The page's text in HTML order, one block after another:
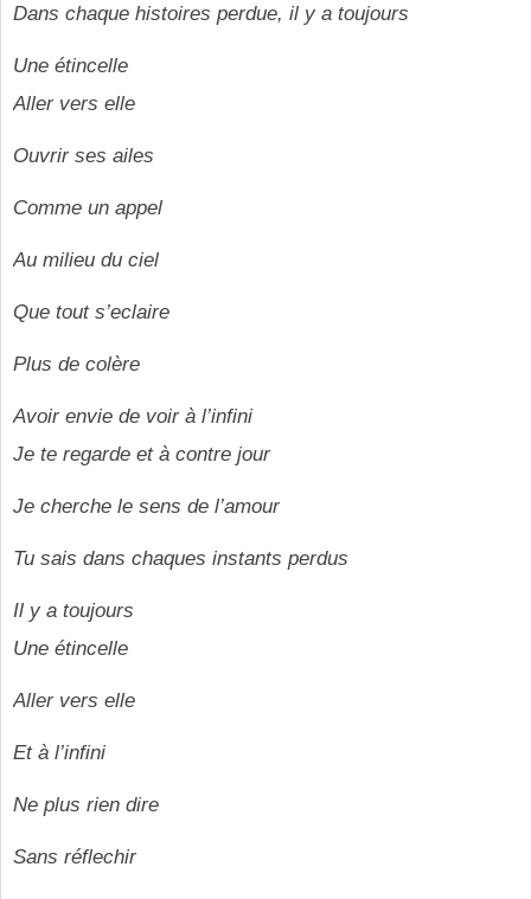
Dans chaque histoires perdue, il y a toujours
Une étincelle
Aller vers elle
Ouvrir ses ailes
Comme un appel
Au milieu du ciel
Que tout s’eclaire
Plus de colère
Avoir envie de voir à l’infini
Je te regarde et à contre jour
Je cherche le sens de l’amour
Tu sais dans chaques instants perdus
Il y a toujours
Une étincelle
Aller vers elle
Et à l’infini
Ne plus rien dire
Sans réflechir